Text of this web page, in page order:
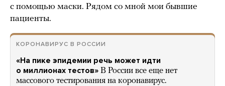
с помощью маски. Рядом со мной мои бывшие
пациенты.
КОРОНАВИРУС В РОССИИ
«На пике эпидемии речь может идти
о миллионах тестов» В России все еще нет
массового тестирования на коронавирус.